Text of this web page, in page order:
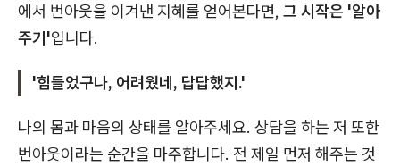
에서 번아웃을 이겨낸 지혜를 얻어본다면, 그 시작은 '알아
주기'입니다.
'힘들었구나, 어려웠네, 답답했지.'
나의 몸과 마음의 상태를 알아주세요. 상담을 하는 저 또한
번아웃이라는 순간을 마주합니다. 전 제일 먼저 해주는 것